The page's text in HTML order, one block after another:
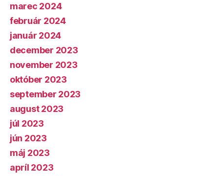
marec 2024
február 2024
január 2024
december 2023
november 2023
október 2023
september 2023
august 2023
júl 2023
jún 2023
máj 2023
apríl 2023